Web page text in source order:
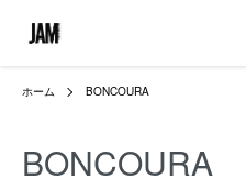
ホーム BONCOURA
BONCOURA